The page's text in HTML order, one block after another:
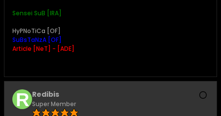
Sensei SuB [IRA]
HyPNoTiCa [OF]
SuBsTaNzA [OF]
Article [NeT] - [ADE]
Redibis
Super Member